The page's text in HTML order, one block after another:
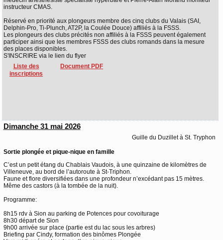
instructeur CMAS.
Réservé en priorité aux plongeurs membre des cinq clubs du Valais (SAI,
Delphin-Pro, Ti-Plunch, AT2P, la Coulée Douce) affiliés à la FSSS.
Les plongeurs des clubs précités non affiliés à la FSSS peuvent également
participer ainsi que les membres FSSS des clubs romands dans la mesure
des places disponibles.
S'INSCRIRE via le lien du flyer
Liste des
inscriptions
Document PDF
Dimanche 31 mai 2026
Guille du Duzillet à St. Tryphon
Sortie plongée et pique-nique en famille
C’est un petit étang du Chablais Vaudois, à une quinzaine de kilomètres de
Villeneuve, au bord de l’autoroute à St-Triphon.
Faune et flore diversifiées dans une profondeur n’excédant pas 15 mètres.
Même des castors (à la tombée de la nuit).
Programme:
8h15 rdv à Sion au parking de Potences pour covoiturage
8h30 départ de Sion
9h00 arrivée sur place (partie est du lac sous les arbres)
Briefing par Cindy, formation des binômes Plongée